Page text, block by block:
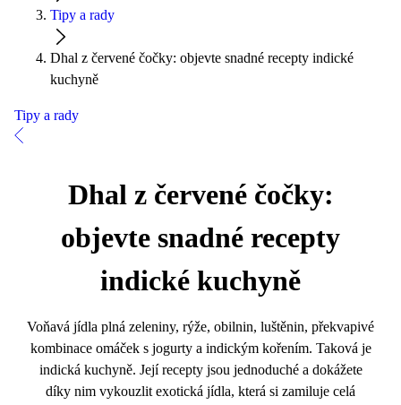
Tipy a rady
Dhal z červené čočky: objevte snadné recepty indické
kuchyně
Tipy a rady
Dhal z červené čočky:
objevte snadné recepty
indické kuchyně
Voňavá jídla plná zeleniny, rýže, obilnin, luštěnin, překvapivé
kombinace omáček s jogurty a indickým kořením. Taková je
indická kuchyně. Její recepty jsou jednoduché a dokážete
díky nim vykouzlit exotická jídla, která si zamiluje celá